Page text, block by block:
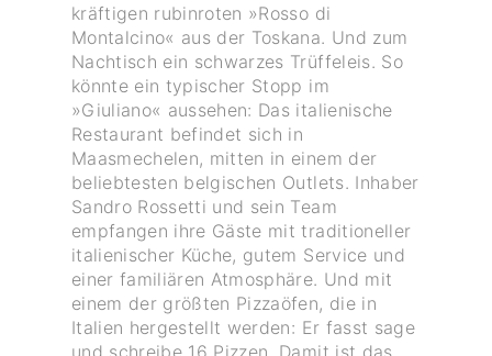
kräftigen rubinroten »Rosso di
Montalcino« aus der Toskana. Und zum
Nachtisch ein schwarzes Trüffeleis. So
könnte ein typischer Stopp im
»Giuliano« aussehen: Das italienische
Restaurant befindet sich in
Maasmechelen, mitten in einem der
beliebtesten belgischen Outlets. Inhaber
Sandro Rossetti und sein Team
empfangen ihre Gäste mit traditioneller
italienischer Küche, gutem Service und
einer familiären Atmosphäre. Und mit
einem der größten Pizzaöfen, die in
Italien hergestellt werden: Er fasst sage
und schreibe 16 Pizzen. Damit ist das